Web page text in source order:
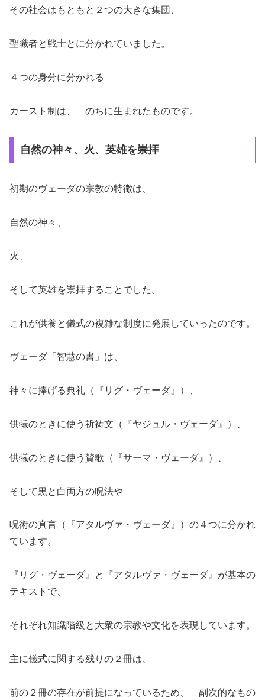
その社会はもともと２つの大きな集団、
聖職者と戦士とに分かれていました。
４つの身分に分かれる
カースト制は、 のちに生まれたものです。
自然の神々、火、英雄を崇拝
初期のヴェーダの宗教の特徴は、
自然の神々、
火、
そして英雄を崇拝することでした。
これが供養と儀式の複雑な制度に発展していったのです。
ヴェーダ「智慧の書」は、
神々に捧げる典礼（『リグ・ヴェーダ』）、
供犠のときに使う祈祷文（『ヤジュル・ヴェーダ』）、
供犠のときに使う賛歌（『サーマ・ヴェーダ』）、
そして黒と白両方の呪法や
呪術の真言（『アタルヴァ・ヴェーダ』）の４つに分かれ
ています。
『リグ・ヴェーダ』と『アタルヴァ・ヴェーダ』が基本の
テキストで、
それぞれ知識階級と大衆の宗教や文化を表現しています。
主に儀式に関する残りの２冊は、
前の２冊の存在が前提になっているため、 副次的なもの